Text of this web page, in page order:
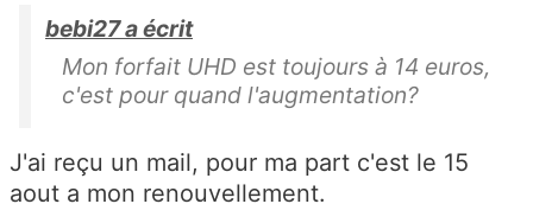
bebi27 a écrit
Mon forfait UHD est toujours à 14 euros,
c'est pour quand l'augmentation?
J'ai reçu un mail, pour ma part c'est le 15
aout a mon renouvellement.